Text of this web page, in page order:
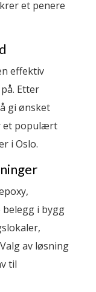
et penere
effektiv
Etter
gi ønsket
et populært
i Oslo.
i bygg
av løsning
til